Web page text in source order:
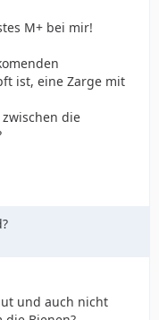
M+ bei mir!
ist, eine Zarge mit
die
und auch nicht